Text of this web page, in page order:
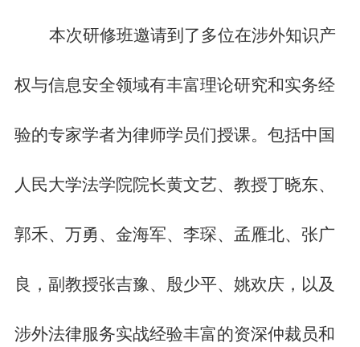
本次研修班邀请到了多位在涉外知识产
权与信息安全领域有丰富理论研究和实务经
验的专家学者为律师学员们授课。包括中国
人民大学法学院院长黄文艺、教授丁晓东、
郭禾、万勇、金海军、李琛、孟雁北、张广
良，副教授张吉豫、殷少平、姚欢庆，以及
涉外法律服务实战经验丰富的资深仲裁员和